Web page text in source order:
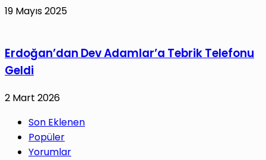
19 Mayıs 2025
Erdoğan’dan Dev Adamlar’a Tebrik Telefonu
Geldi
2 Mart 2026
Son Eklenen
Popüler
Yorumlar